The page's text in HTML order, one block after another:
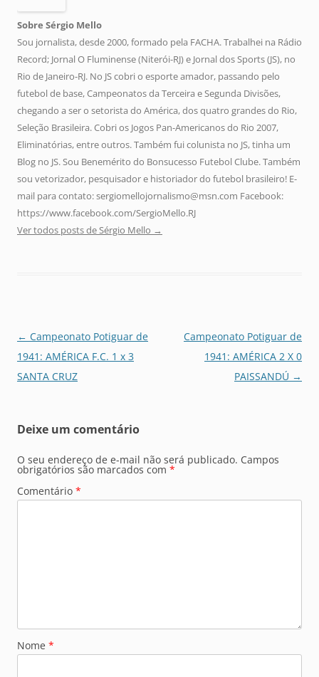
Sobre Sérgio Mello
Sou jornalista, desde 2000, formado pela FACHA. Trabalhei na Rádio
Record; Jornal O Fluminense (Niterói-RJ) e Jornal dos Sports (JS), no
Rio de Janeiro-RJ. No JS cobri o esporte amador, passando pelo
futebol de base, Campeonatos da Terceira e Segunda Divisões,
chegando a ser o setorista do América, dos quatro grandes do Rio,
Seleção Brasileira. Cobri os Jogos Pan-Americanos do Rio 2007,
Eliminatórias, entre outros. Também fui colunista no JS, tinha um
Blog no JS. Sou Benemérito do Bonsucesso Futebol Clube. Também
sou vetorizador, pesquisador e historiador do futebol brasileiro! E-
mail para contato: sergiomellojornalismo@msn.com Facebook:
https://www.facebook.com/SergioMello.RJ
Ver todos posts de Sérgio Mello →
Navegação
de
posts
← Campeonato Potiguar de
1941: AMÉRICA F.C. 1 x 3
SANTA CRUZ
Campeonato Potiguar de
1941: AMÉRICA 2 X 0
PAISSANDÚ →
Deixe um comentário
O seu endereço de e-mail não será publicado. Campos
obrigatórios são marcados com *
Comentário *
Nome *